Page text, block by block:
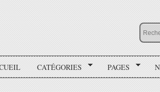
CATÉGORIES PAGES